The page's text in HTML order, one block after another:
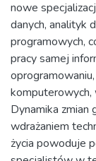
nowe
danych, analityk
programowych,
pracy samej
komputerowych,
Dynamika zmian
wdrażaniem
życia powoduje